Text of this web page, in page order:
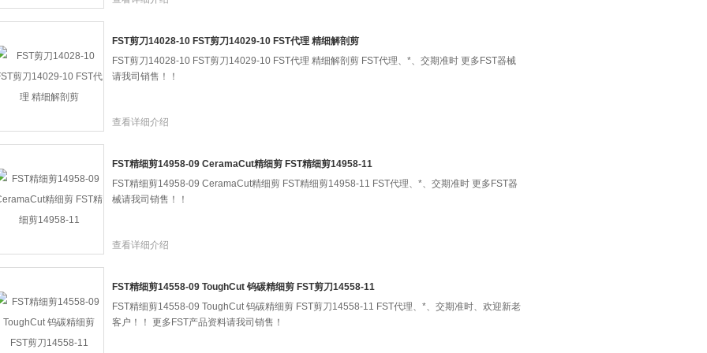
FST剪刀14028-10 FST剪刀14029-10 FST代理 精细解剖剪
FST剪刀14028-10 FST剪刀14029-10 FST代理 精细解剖剪 FST代理、*、交期准时 更多FST器械
请我司销售！！
查看详细介绍
FST精细剪14958-09 CeramaCut精细剪 FST精细剪14958-11
FST精细剪14958-09 CeramaCut精细剪 FST精细剪14958-11 FST代理、*、交期准时 更多FST器
械请我司销售！！
查看详细介绍
FST精细剪14558-09 ToughCut 钨碳精细剪 FST剪刀14558-11
FST精细剪14558-09 ToughCut 钨碳精细剪 FST剪刀14558-11 FST代理、*、交期准时、欢迎新老
客户！！ 更多FST产品资料请我司销售！